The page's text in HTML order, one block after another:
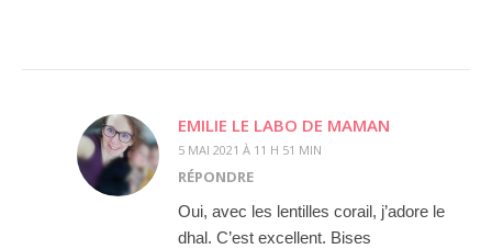
EMILIE LE LABO DE MAMAN
5 MAI 2021 À 11 H 51 MIN
RÉPONDRE
Oui, avec les lentilles corail, j’adore le
dhal. C’est excellent. Bises